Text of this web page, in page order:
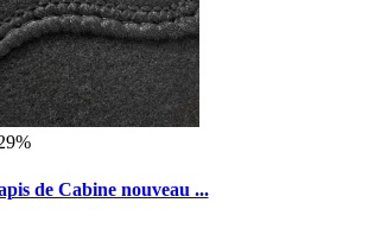
de Cabine nouveau ...